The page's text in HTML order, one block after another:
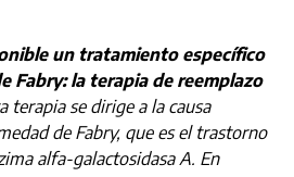
un tratamiento específico
Fabry: la terapia de reemplazo
terapia se dirige a la causa
de Fabry, que es el trastorno
alfa-galactosidasa A. En